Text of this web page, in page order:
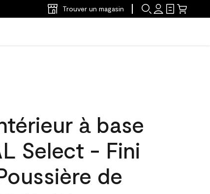
Trouver un magasin
à base
Select - Fini
de